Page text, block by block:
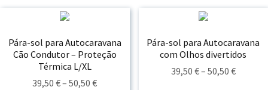
Pára-sol para Autocaravana
Cão Condutor – Proteção
Térmica L/XL
39,50€– 50,50€Price
Pára-sol para Autocaravana
com Olhos divertidos
39,50 €– 50,50 €Price